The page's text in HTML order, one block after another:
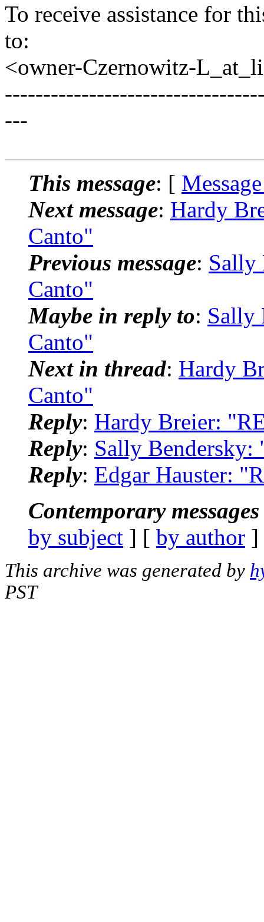
To receive assistance for
to:
<owner-Czernowitz-
---
This message: [
Next message: Hardy
Canto"
Previous message: Sally
Canto"
Maybe in reply to: Sally
Canto"
Next in thread: Hardy
Canto"
Reply: Hardy Breier:
Reply: Sally Bendersky:
Reply: Edgar Hauster:
Contemporary
by subject ] [ by author
This archive was generated by
PST